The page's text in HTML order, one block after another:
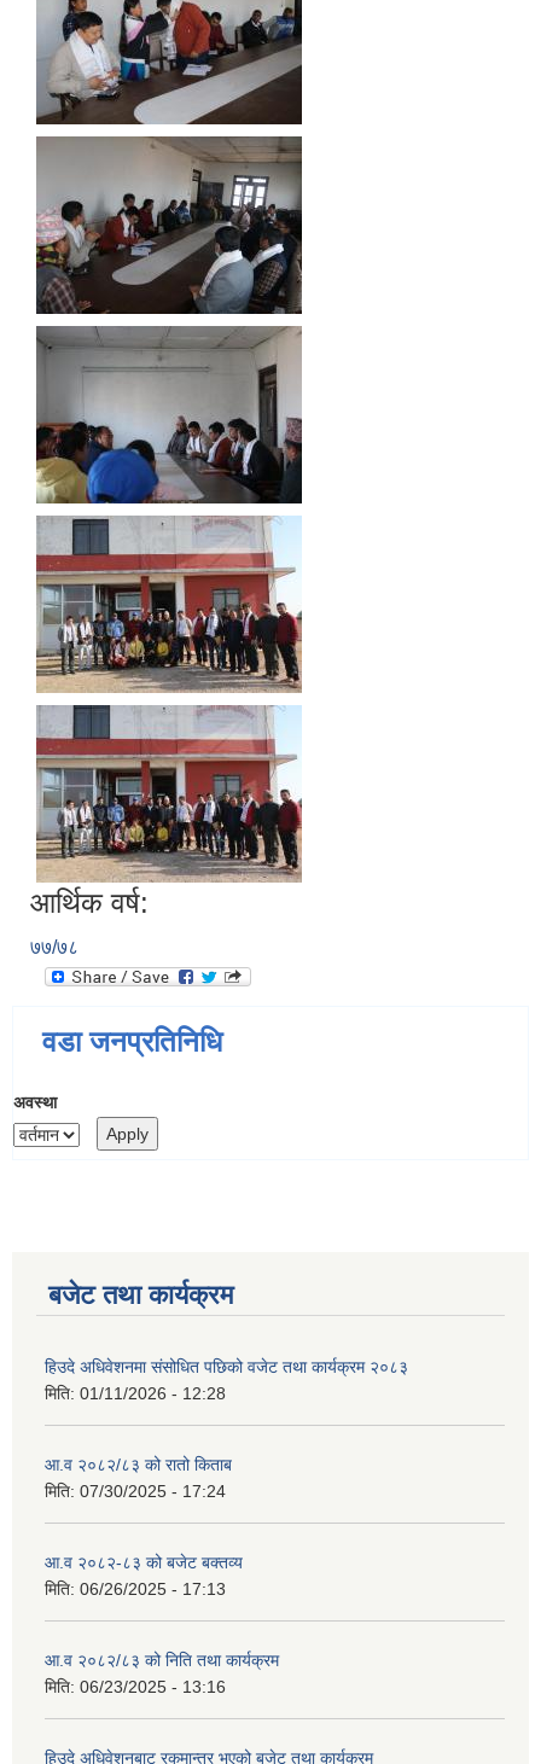
आर्थिक वर्ष:
७७/७८
वडा जनप्रतिनिधि
अवस्था
बजेट तथा कार्यक्रम
हिउदे अधिवेशनमा संसोधित पछिको वजेट तथा कार्यक्रम २०८३
मिति: 01/11/2026 - 12:28
आ.व २०८२/८३ को रातो किताब
मिति: 07/30/2025 - 17:24
आ.व २०८२-८३ को बजेट बक्तव्य
मिति: 06/26/2025 - 17:13
आ.व २०८२/८३ को निति तथा कार्यक्रम
मिति: 06/23/2025 - 13:16
हिउदे अधिवेशनबाट रकमान्तर भएको बजेट तथा कार्यक्रम